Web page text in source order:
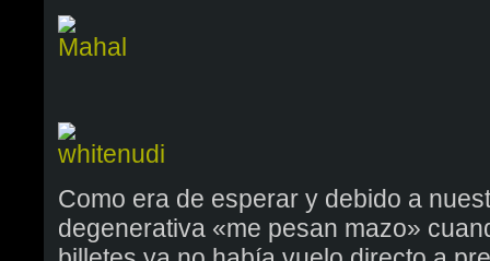
Como era de esperar y debido a
degenerativa «me pesan mazo»